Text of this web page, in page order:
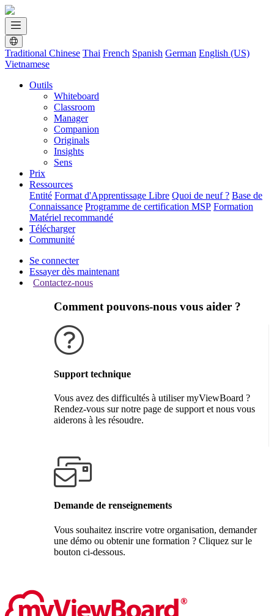
Traditional Chinese Thai French Spanish German English (US)
Vietnamese
Outils
Whiteboard
Classroom
Manager
Companion
Originals
Insights
Sens
Prix
Ressources
Entité Format d'Apprentissage Libre Quoi de neuf ? Base de
Connaissance Programme de certification MSP Formation
Matériel recommandé
Télécharger
Communité
Se connecter
Essayer dès maintenant
Contactez-nous
Comment pouvons-nous vous aider ?
Support technique
Vous avez des difficultés à utiliser myViewBoard ?
Rendez-vous sur notre page de support et nous vous
aiderons à les résoudre.
Demande de renseignements
Vous souhaitez inscrire votre organisation, demander
une démo ou obtenir une formation ? Cliquez sur le
bouton ci-dessous.